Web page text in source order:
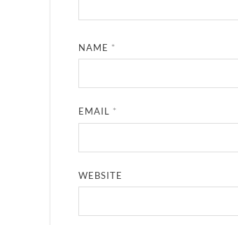
NAME *
EMAIL *
WEBSITE